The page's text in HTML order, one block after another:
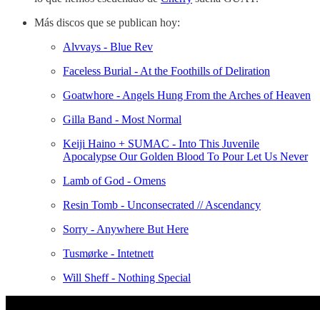
Más discos que se publican hoy:
Alvvays - Blue Rev
Faceless Burial - At the Foothills of Deliration
Goatwhore - Angels Hung From the Arches of Heaven
Gilla Band - Most Normal
Keiji Haino + SUMAC - Into This Juvenile
Apocalypse Our Golden Blood To Pour Let Us Never
Lamb of God - Omens
Resin Tomb - Unconsecrated // Ascendancy
Sorry - Anywhere But Here
Tusmørke - Intetnett
Will Sheff - Nothing Special